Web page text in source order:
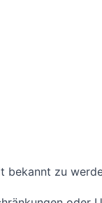
bekannt zu